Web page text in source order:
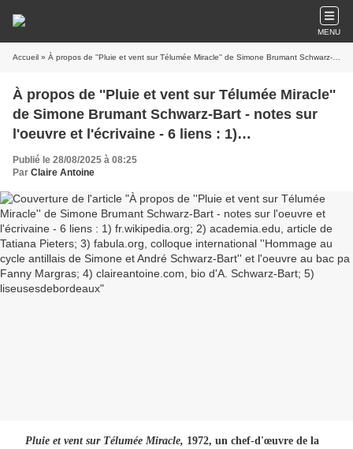
MENU
Accueil » À propos de ''Pluie et vent sur Télumée Miracle'' de Simone Brumant Schwarz-Bart - notes sur l'oeuvre et l'écrivaine - 6 liens : 1) fr.wikipedia.org; 2) academia.edu, article de Tatiana Pieters; 3) fabula.org, colloque international ''Hommage au cycle antillais de Simone et André Schwarz-Bart'' et l'oeuvre au bac pa Fanny Margras; 4) claireantoine.com, bio d'A. Schwarz-Bart; 5) liseusesdebordeaux
À propos de ''Pluie et vent sur Télumée Miracle''
de Simone Brumant Schwarz-Bart - notes sur
l'oeuvre et l'écrivaine - 6 liens : 1)
fr.wikipedia.org; 2) academia.edu, article de
Tatiana Pieters; 3) fabula.org, colloque
international ''Hommage au cycle antillais de
Simone et André Schwarz-Bart'' et l'oeuvre au
bac pa Fanny Margras; 4) claireantoine.com, bio
d'A. Schwarz-Bart; 5) liseusesdebordeaux
Publié le 28/08/2025 à 08:25
Par Claire Antoine
Pluie et vent sur Télumée Miracle, 1972, un chef-d'œuvre de la